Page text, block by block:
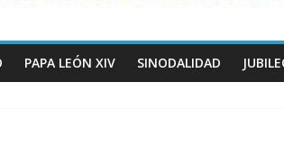
PAPA LEÓN XIV SINODALIDAD